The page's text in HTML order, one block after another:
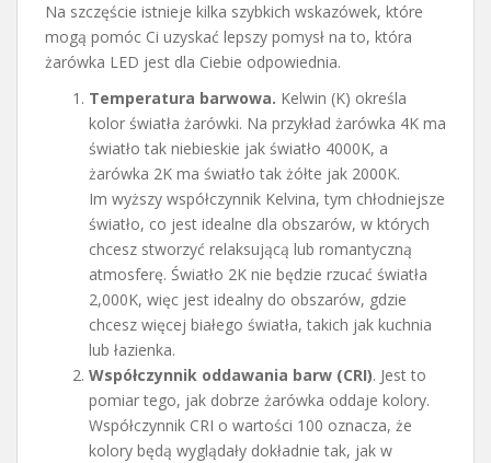
Na szczęście istnieje kilka szybkich wskazówek, które
mogą pomóc Ci uzyskać lepszy pomysł na to, która
żarówka LED jest dla Ciebie odpowiednia.
Temperatura barwowa. Kelwin (K) określa
kolor światła żarówki. Na przykład żarówka 4K ma
światło tak niebieskie jak światło 4000K, a
żarówka 2K ma światło tak żółte jak 2000K.
Im wyższy współczynnik Kelvina, tym chłodniejsze
światło, co jest idealne dla obszarów, w których
chcesz stworzyć relaksującą lub romantyczną
atmosferę. Światło 2K nie będzie rzucać światła
2,000K, więc jest idealny do obszarów, gdzie
chcesz więcej białego światła, takich jak kuchnia
lub łazienka.
Współczynnik oddawania barw (CRI). Jest to
pomiar tego, jak dobrze żarówka oddaje kolory.
Współczynnik CRI o wartości 100 oznacza, że
kolory będą wyglądały dokładnie tak, jak w